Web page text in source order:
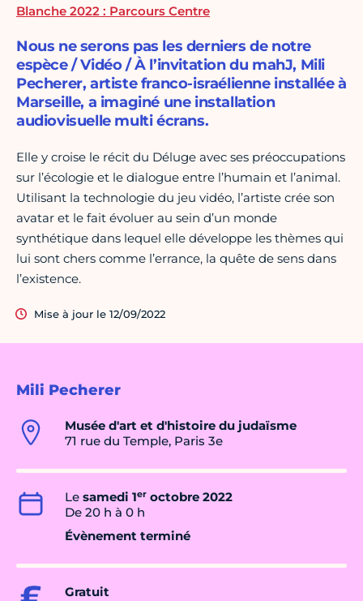
Mili Pecherer
Musée d'art et d'histoire du judaïsme
71 rue du Temple, Paris 3e
Le samedi 1er octobre 2022
De 20 h à 0 h
Évènement terminé
Gratuit
Blanche 2022 : Parcours Centre
Nous ne serons pas les derniers de notre
espèce / Vidéo / À l’invitation du mahJ, Mili
Pecherer, artiste franco-israélienne installée à
Marseille, a imaginé une installation
audiovisuelle multi écrans.
Elle y croise le récit du Déluge avec ses préoccupations
sur l’écologie et le dialogue entre l’humain et l’animal.
Utilisant la technologie du jeu vidéo, l’artiste crée son
avatar et le fait évoluer au sein d’un monde
synthétique dans lequel elle développe les thèmes qui
lui sont chers comme l’errance, la quête de sens dans
l’existence.
Mise à jour le 12/09/2022